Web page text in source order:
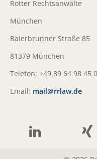
Rotter Rechtsanwälte
München
Baierbrunner Straße 85
81379 München
Telefon: +49 89 64 98 45 0
Email: mail@rrlaw.de